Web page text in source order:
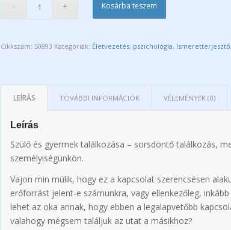
Kosárba teszem
Cikkszám: 50893 Kategóriák: Életvezetés, pszichológia,
LEÍRÁS TOVÁBBI INFORMÁCIÓK VÉLEMÉNYEK (0)
Leírás
Szülő és gyermek találkozása – sorsdöntő találkozás,
személyiségünkön.
Vajon min múlik, hogy ez a kapcsolat szerencsésen
erőforrást jelent-e számunkra, vagy ellenkezőleg,
lehet az oka annak, hogy ebben a legalapvetőbb
valahogy mégsem találjuk az utat a másikhoz?